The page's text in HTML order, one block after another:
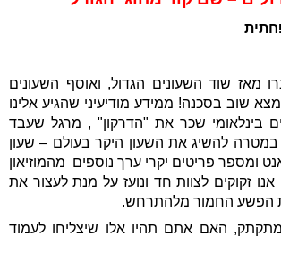
עברו מאז שוד השעונים הגדול, ואוסף השעונים
שוב בסכנה! ממידע מודיעיני שהגיע אלינו
בינלאומי שכר את "הדרקון" , מרגל שעבד
להשיג את השעון היקר בעולם – שעון
ומספר פריטים יקרי ערך נוספים מהמוזיאון
אנו זקוקים לצוות חד ונועז על מנת לעצור את
הפשע החמור מלהתרחש.
מתקתק, האם אתם תהיו אלו שיצליחו לעמוד